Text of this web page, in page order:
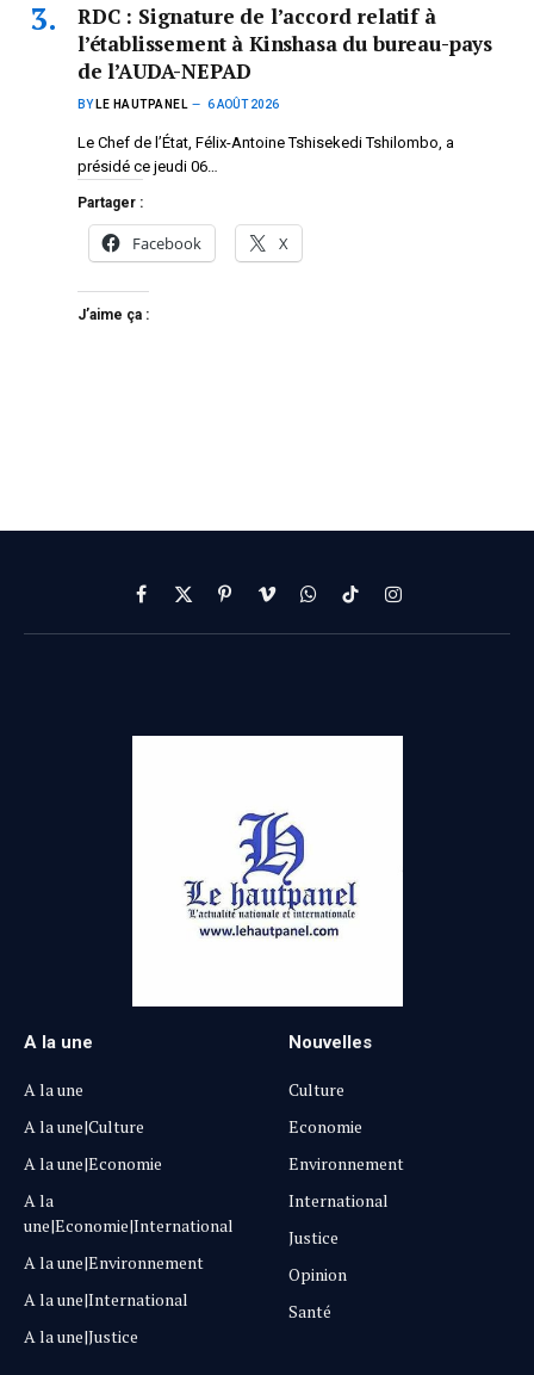
RDC : Signature de l’accord relatif à
l’établissement à Kinshasa du bureau-pays
de l’AUDA-NEPAD
BY LE HAUTPANEL 6 AOÛT 2026
Le Chef de l’État, Félix-Antoine Tshisekedi Tshilombo, a
présidé ce jeudi 06…
Partager :
Facebook X
J’aime ça :
Facebook
X
(Twitter)
PinterestVimeoWhatsApp
TikTokInstagram
A la une
A la une
A la une|Culture
A la une|Economie
A la
une|Economie|International
A la une|Environnement
A la une|International
A la une|Justice
Nouvelles
Culture
Economie
Environnement
International
Justice
Opinion
Santé